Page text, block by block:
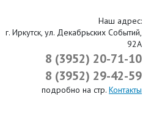
Наш адрес:
г. Иркутск, ул. Декабрьских Событий,
92А
8 (3952) 20-71-10
8 (3952) 29-42-59
подробно на стр. Контакты